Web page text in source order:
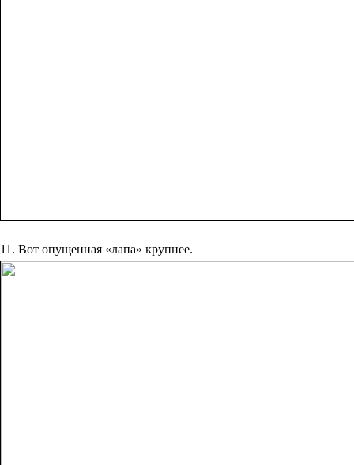
11. Вот опущенная «лапа» крупнее.